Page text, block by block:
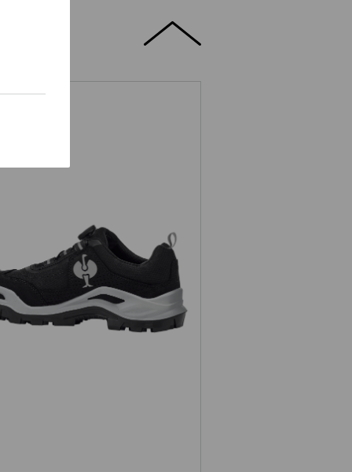
e.s. Kastra
II low